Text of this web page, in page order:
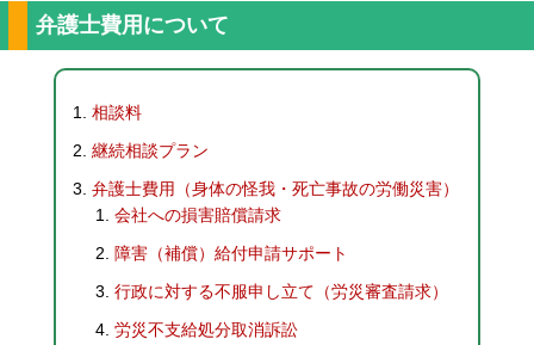
弁護士費用について
相談料
継続相談プラン
弁護士費用（身体の怪我・死亡事故の労働災害）
会社への損害賠償請求
障害（補償）給付申請サポート
行政に対する不服申し立て（労災審査請求）
労災不支給処分取消訴訟